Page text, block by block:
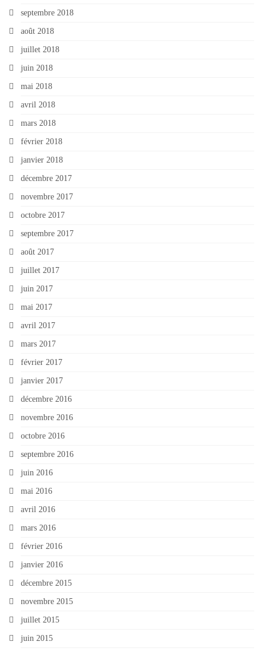
septembre 2018
août 2018
juillet 2018
juin 2018
mai 2018
avril 2018
mars 2018
février 2018
janvier 2018
décembre 2017
novembre 2017
octobre 2017
septembre 2017
août 2017
juillet 2017
juin 2017
mai 2017
avril 2017
mars 2017
février 2017
janvier 2017
décembre 2016
novembre 2016
octobre 2016
septembre 2016
juin 2016
mai 2016
avril 2016
mars 2016
février 2016
janvier 2016
décembre 2015
novembre 2015
juillet 2015
juin 2015